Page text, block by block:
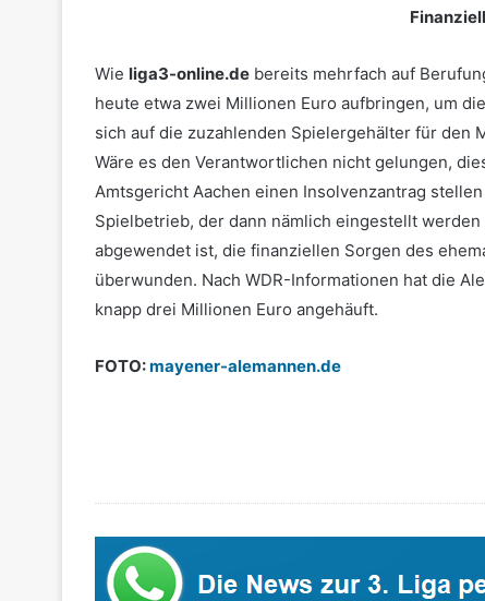
Wie liga3-online.de bereits mehrfach auf
heute etwa zwei Millionen Euro aufbringen, um
sich auf die zuzahlenden Spielergehälter für den
Wäre es den Verantwortlichen nicht gelungen,
Amtsgericht Aachen einen Insolvenzantrag
Spielbetrieb, der dann nämlich eingestellt
abgewendet ist, die finanziellen Sorgen des
überwunden. Nach WDR-Informationen hat die
knapp drei Millionen Euro angehäuft.
FOTO:mayener-alemannen.de